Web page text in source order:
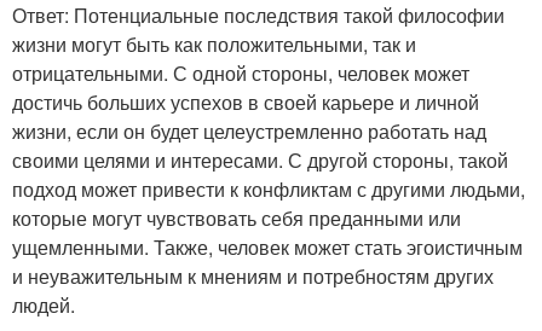
Ответ: Потенциальные последствия такой философии
жизни могут быть как положительными, так и
отрицательными. С одной стороны, человек может
достичь больших успехов в своей карьере и личной
жизни, если он будет целеустремленно работать над
своими целями и интересами. С другой стороны, такой
подход может привести к конфликтам с другими людьми,
которые могут чувствовать себя преданными или
ущемленными. Также, человек может стать эгоистичным
и неуважительным к мнениям и потребностям других
людей.